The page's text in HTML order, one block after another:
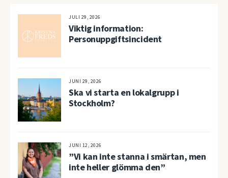
JULI 29, 2026
Viktig information:
Personuppgiftsincident
JUNI 29, 2026
Ska vi starta en lokalgrupp i
Stockholm?
JUNI 12, 2026
”Vi kan inte stanna i smärtan, men
inte heller glömma den”